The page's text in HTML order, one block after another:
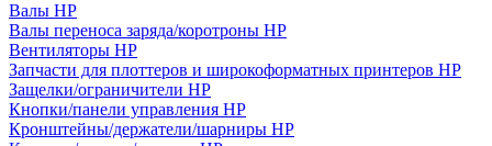
Валы HP
Валы переноса заряда/коротроны HP
Вентиляторы HP
Запчасти для плоттеров и широкоформатных принтеров HP
Защелки/ограничители HP
Кнопки/панели управления HP
Кронштейны/держатели/шарниры HP